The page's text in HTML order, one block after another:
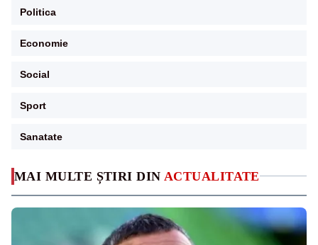
MAI MULTE ȘTIRI DIN ACTUALITATE
Politica
Economie
Social
Sport
Sanatate